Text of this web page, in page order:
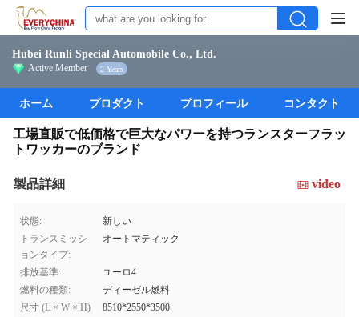
Hubei Runli Special Automobile Co., Ltd.
Active Member 2 Years
ホーム プロダクト プロフィール コンタクト
工場直販で低価格で巨大なパワーを持つランスターフラッ
トワッカーのブランド
製品詳細 video
状態:
新しい
トランスミッシ
ョンタイプ:
オートマティック
排放基準:
ユーロ4
燃料の種類:
ディーゼル燃料
尺寸 (L × W × H)
8510*2550*3500